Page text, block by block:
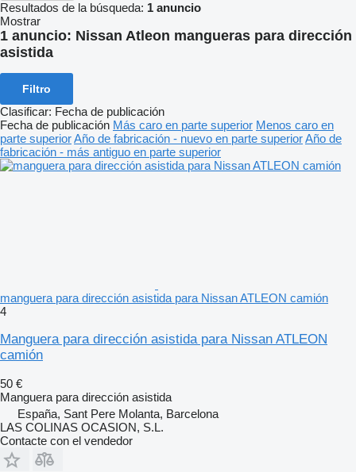
Resultados de la búsqueda: 1 anuncio
Mostrar
1 anuncio: Nissan Atleon mangueras para dirección
asistida
Filtro
Clasificar: Fecha de publicación
Fecha de publicación Más caro en parte superior Menos caro en
parte superiorAño de fabricación - nuevo en parte superiorAño de
fabricación - más antiguo en parte superior
manguera para dirección asistida para Nissan ATLEON camión
4
Manguera para dirección asistida para Nissan ATLEON
camión
50 €
Manguera para dirección asistida
España, Sant Pere Molanta, Barcelona
LAS COLINAS OCASION, S.L.
Contacte con el vendedor